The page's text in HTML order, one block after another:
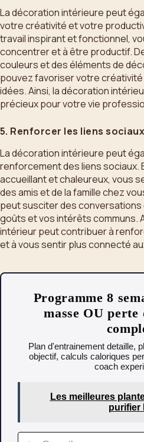
La décoration intérieure peut
votre créativité et votre
travail inspirant et fonctionnel,
concentrer et à être productif.
couleurs et des éléments de
pouvez favoriser votre
idées. Ainsi, la décoration
précieux pour votre vie
5. Renforcer les liens sociaux
La décoration intérieure peut
renforcement des liens sociaux.
accueillant et chaleureux, vous
des amis et de la famille chez
peut susciter des
goûts et vos intérêts communs.
intérieur peut contribuer à
et à vous sentir plus connecté
Programme 8
masse OU perte
Plan d'entrainement detaille,
objectif, calculs caloriques
coach
Les meilleures
purifier